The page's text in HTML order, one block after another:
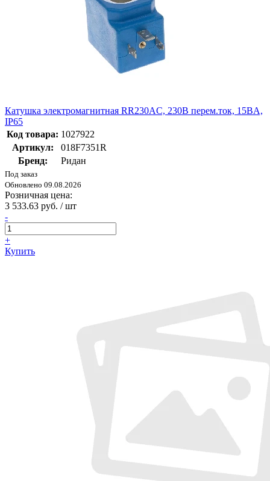
Катушка электромагнитная RR230AC, 230В перем.ток, 15BA,
IP65
Код товара: 1027922
Артикул:
018F7351R
Бренд:
Ридан
Под заказ
Обновлено 09.08.2026
Розничная цена:
3 533.63 руб. / шт
-
+
Купить